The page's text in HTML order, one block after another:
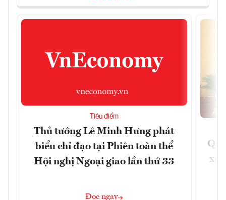
Tiêu điểm
Thủ tướng Lê Minh Hưng phát
biểu chỉ đạo tại Phiên toàn thể
Hội nghị Ngoại giao lần thứ 33
Đọc ngay